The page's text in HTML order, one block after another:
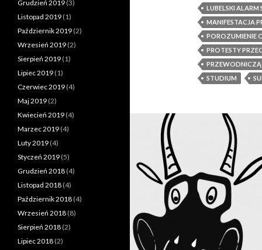
LUBELSKI
MANIFESTACJA
POROZUMIENIE
PROTESTY
STUDIUM
Grudzień 2019 (3)
Listopad 2019 (1)
Październik 2019 (2)
Wrzesień 2019 (2)
Sierpień 2019 (1)
Lipiec 2019 (1)
Czerwiec 2019 (4)
Maj 2019 (2)
Kwiecień 2019 (4)
Marzec 2019 (4)
Luty 2019 (4)
Styczeń 2019 (5)
Grudzień 2018 (4)
Listopad 2018 (4)
Październik 2018 (4)
Wrzesień 2018 (8)
Sierpień 2018 (2)
Lipiec 2018 (2)